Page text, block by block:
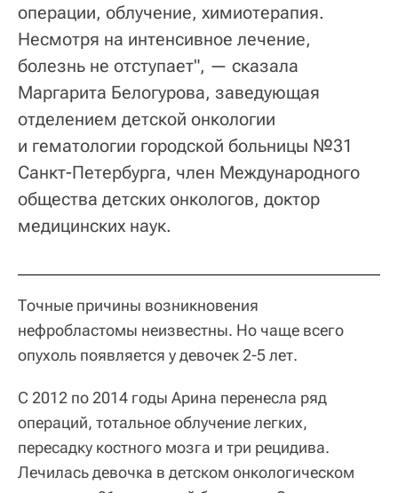
операции, облучение, химиотерапия.
Несмотря на интенсивное лечение,
болезнь не отступает", — сказала
Маргарита Белогурова, заведующая
отделением детской онкологии
и гематологии городской больницы №31
Санкт-Петербурга, член Международного
общества детских онкологов, доктор
медицинских наук.
Точные причины возникновения
нефробластомы неизвестны. Но чаще всего
опухоль появляется у девочек 2-5 лет.
С 2012 по 2014 годы Арина перенесла ряд
операций, тотальное облучение легких,
пересадку костного мозга и три рецидива.
Лечилась девочка в детском онкологическом